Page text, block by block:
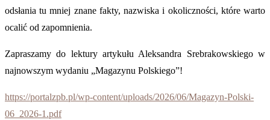
odsłania tu mniej znane fakty, nazwiska i okoliczności, które warto
ocalić od zapomnienia.
Zapraszamy do lektury artykułu Aleksandra Srebrakowskiego w
najnowszym wydaniu „Magazynu Polskiego”!
https://portalzpb.pl/wp-content/uploads/2026/06/Magazyn-Polski-
06_2026-1.pdf